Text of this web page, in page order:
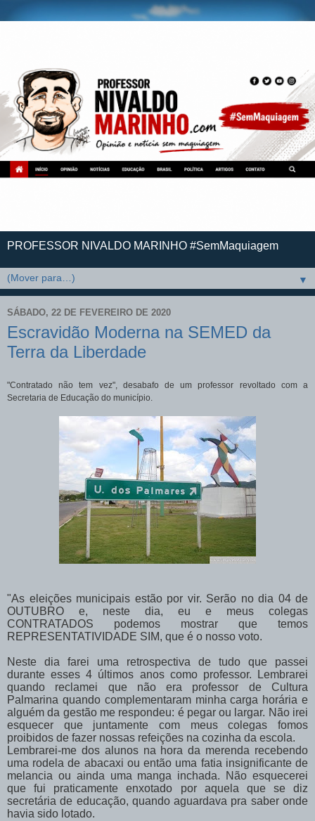
PROFESSOR NIVALDO MARINHO #SemMaquiagem
▼
SÁBADO, 22 DE FEVEREIRO DE 2020
Escravidão Moderna na SEMED da
Terra da Liberdade
"Contratado não tem vez", desabafo de um professor revoltado com a
Secretaria de Educação do município.
"As eleições municipais estão por vir. Serão no dia 04 de
OUTUBRO e, neste dia, eu e meus colegas
CONTRATADOS podemos mostrar que temos
REPRESENTATIVIDADE SIM, que é o nosso voto.
Neste dia farei uma retrospectiva de tudo que passei
durante esses 4 últimos anos como professor. Lembrarei
quando reclamei que não era professor de Cultura
Palmarina quando complementaram minha carga horária e
alguém da gestão me respondeu: é pegar ou largar. Não irei
esquecer que juntamente com meus colegas fomos
proibidos de fazer nossas refeições na cozinha da escola.
Lembrarei-me dos alunos na hora da merenda recebendo
uma rodela de abacaxi ou então uma fatia insignificante de
melancia ou ainda uma manga inchada. Não esquecerei
que fui praticamente enxotado por aquela que se diz
secretária de educação, quando aguardava pra saber onde
havia sido lotado.